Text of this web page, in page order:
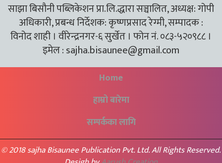
साझा बिसौनी पब्लिकेशन प्रा.लि.द्धारा सञ्चालित, अध्यक्ष: गोपी
अधिकारी, प्रबन्ध निर्देशक: कृष्णप्रसाद रेग्मी, सम्पादक :
विनोद शाही । वीरेन्द्रनगर-६ सुर्खेत । फोन नं. ०८३-५२०९८८ ।
इमेल :sajha.bisaunee@gmail.com
Home
हाम्रो बारेमा
सम्पर्कका लागि
© 2018 sajha Bisaunee Publication Pvt. Ltd. All Rights Reserved.